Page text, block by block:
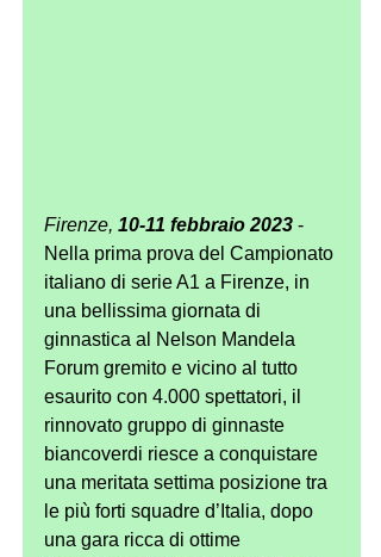
Firenze, 10-11 febbraio 2023 -
Nella prima prova del Campionato
italiano di serie A1 a Firenze, in
una bellissima giornata di
ginnastica al Nelson Mandela
Forum gremito e vicino al tutto
esaurito con 4.000 spettatori, il
rinnovato gruppo di ginnaste
biancoverdi riesce a conquistare
una meritata settima posizione tra
le più forti squadre d’Italia, dopo
una gara ricca di ottime